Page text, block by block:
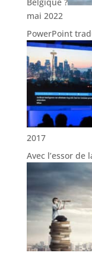
mai 2022
PowerPoint
2017
Avec l’essor